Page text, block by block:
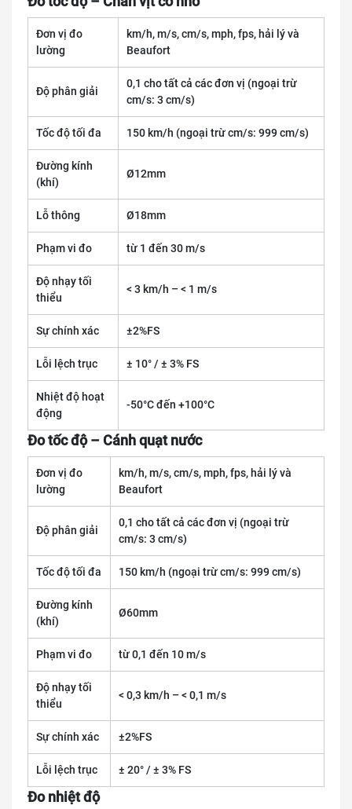
Đơn vị đo
lường
km/h, m/s, cm/s, mph, fps, hải lý và
Beaufort
Độ phân giải
0,1 cho tất cả các đơn vị (ngoại trừ
cm/s: 3 cm/s)
Tốc độ tối đa 150 km/h (ngoại trừ cm/s: 999 cm/s)
Đường kính
(khí)
Ø12mm
Lỗ thông Ø18mm
Phạm vi đo từ 1 đến 30 m/s
Độ nhạy tối
thiểu
< 3 km/h – < 1 m/s
Sự chính xác ±2%FS
Lỗi lệch trục ± 10° / ± 3% FS
Nhiệt độ hoạt
động
-50°C đến +100°C
Đo tốc độ – Cánh quạt nước
Đơn vị đo
lường
km/h, m/s, cm/s, mph, fps, hải lý và
Beaufort
Độ phân giải
0,1 cho tất cả các đơn vị (ngoại trừ
cm/s: 3 cm/s)
Tốc độ tối đa 150 km/h (ngoại trừ cm/s: 999 cm/s)
Đường kính
(khí)
Ø60mm
Phạm vi đo từ 0,1 đến 10 m/s
Độ nhạy tối
thiểu
< 0,3 km/h – < 0,1 m/s
Sự chính xác ±2%FS
Lỗi lệch trục ± 20° / ± 3% FS
Đo nhiệt độ